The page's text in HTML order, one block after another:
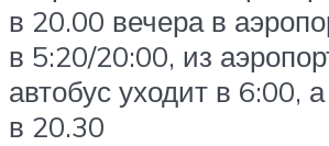
в 20.00 вечера в
в 5:20/20:00, из
автобус уходит в 6:00,
в 20.30